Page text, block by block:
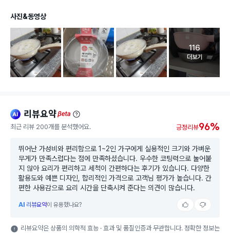
사진&동영상
고객 리뷰
116
더보기
ai 리뷰요약beta
최근 리뷰 200개를 분석했어요. 긍정리뷰96%
뛰어난 가성비와 편리함으로 1~2인 가구에게 실용적인 크기와 가벼운
무게가 만족스럽다는 점에 만족하셨습니다. 우수한 코팅력으로 눌어붙
지 않아 요리가 편리하고 세척이 간편하다는 후기가 있습니다. 다양한
활용도와 예쁜 디자인, 합리적인 가격으로 고객님 평가가 높습니다. 간
편한 사용감으로 요리 시간을 단축시켜 준다는 의견이 많습니다.
AI 리뷰요약이 유용했나요?
리뷰요약은 상품의 의학적 효능 · 효과 및 품질인증과 무관합니다. 정확한 정보는